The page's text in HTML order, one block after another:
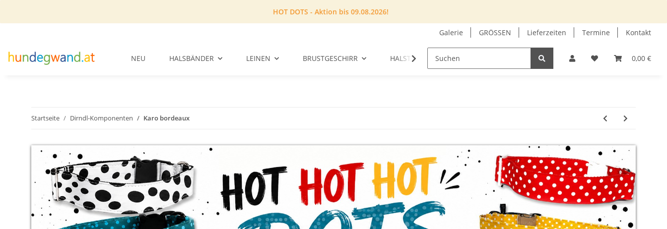
HOT DOTS - Aktion bis 09.08.2026!
Galerie GRÖSSEN Lieferzeiten Termine Kontakt
0,00 €
NEU HALSBÄNDER LEINEN BRUSTGESCHIRR HALSTUCH GUTSCHEIN INFOECKE
Startseite Dirndl-Komponenten Karo bordeaux